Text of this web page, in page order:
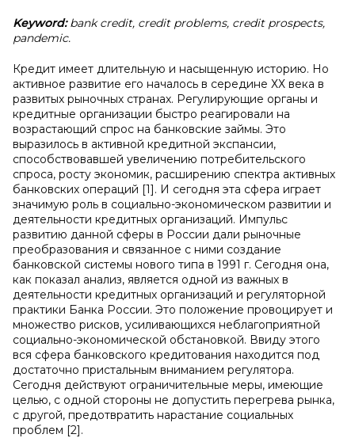
Keyword:bank credit, credit problems, credit prospects,
pandemic.
Кредит имеет длительную и насыщенную историю. Но
активное развитие его началось в середине ХХ века в
развитых рыночных странах. Регулирующие органы и
кредитные организации быстро реагировали на
возрастающий спрос на банковские займы. Это
выразилось в активной кредитной экспансии,
способствовавшей увеличению потребительского
спроса, росту экономик, расширению спектра активных
банковских операций [1]. И сегодня эта сфера играет
значимую роль в социально-экономическом развитии и
деятельности кредитных организаций. Импульс
развитию данной сферы в России дали рыночные
преобразования и связанное с ними создание
банковской системы нового типа в 1991 г. Сегодня она,
как показал анализ, является одной из важных в
деятельности кредитных организаций и регуляторной
практики Банка России. Это положение провоцирует и
множество рисков, усиливающихся неблагоприятной
социально-экономической обстановкой. Ввиду этого
вся сфера банковского кредитования находится под
достаточно пристальным вниманием регулятора.
Сегодня действуют ограничительные меры, имеющие
целью, с одной стороны не допустить перегрева рынка,
с другой, предотвратить нарастание социальных
проблем [2].